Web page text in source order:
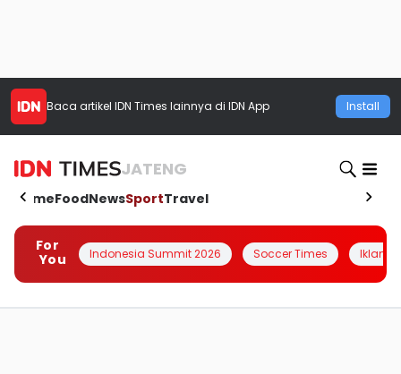
Baca artikel IDN Times lainnya di IDN App Install
JATENG
HomeFoodNewsSportTravel
For
You
Indonesia Summit 2026 Soccer Times Iklanin